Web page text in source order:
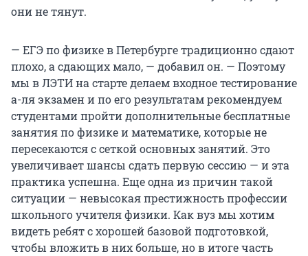
они не тянут.
— ЕГЭ по физике в Петербурге традиционно сдают
плохо, а сдающих мало, — добавил он. — Поэтому
мы в ЛЭТИ на старте делаем входное тестирование
а-ля экзамен и по его результатам рекомендуем
студентами пройти дополнительные бесплатные
занятия по физике и математике, которые не
пересекаются с сеткой основных занятий. Это
увеличивает шансы сдать первую сессию — и эта
практика успешна. Еще одна из причин такой
ситуации — невысокая престижность профессии
школьного учителя физики. Как вуз мы хотим
видеть ребят с хорошей базовой подготовкой,
чтобы вложить в них больше, но в итоге часть